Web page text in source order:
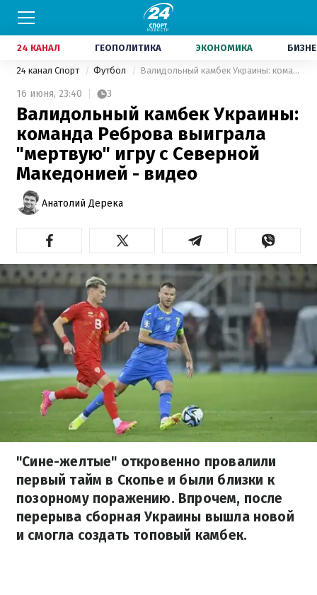
24 КАНАЛ ГЕОПОЛИТИКА ЭКОНОМИКА
24 канал Спорт Футбол Валидольный камбек Украины: команда Реброва выиграла "мертвую" игру с Северной Македонией - видео
16 июня, 23:40 3
Валидольный камбек Украины:
команда Реброва выиграла
"мертвую" игру с Северной
Македонией - видео
Анатолий Дерека
"Сине-желтые" откровенно провалили
первый тайм в Скопье и были близки к
позорному поражению. Впрочем, после
перерыва сборная Украины вышла новой
и смогла создать топовый камбек.